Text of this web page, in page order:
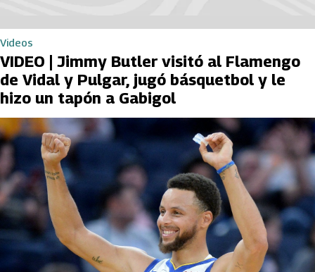
Videos
VIDEO | Jimmy Butler visitó al Flamengo
de Vidal y Pulgar, jugó básquetbol y le
hizo un tapón a Gabigol